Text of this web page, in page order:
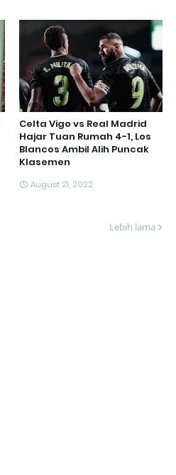
Celta Vigo vs Real Madrid
Hajar Tuan Rumah 4-1, Los
Blancos Ambil Alih Puncak
Klasemen
August 21, 2022
Lebih lama